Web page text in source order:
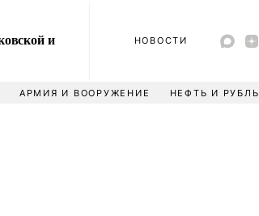
и
НОВОСТИ
АРМИЯ И ВООРУЖЕНИЕ НЕФТЬ И РУБЛЬ